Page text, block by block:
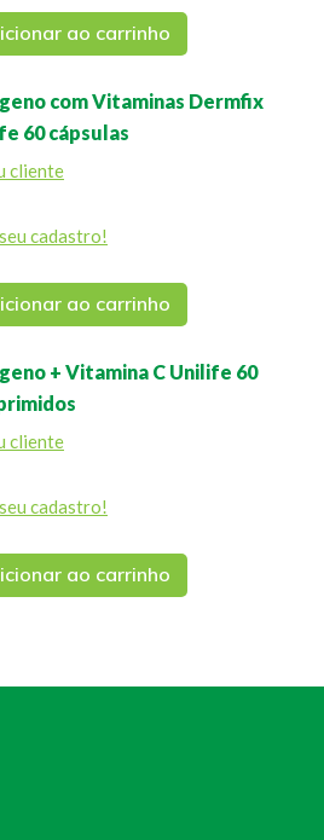
ao carrinho
com Vitaminas Dermfix
60 cápsulas
cliente
cadastro!
ao carrinho
+ Vitamina C Unilife 60
cliente
cadastro!
ao carrinho